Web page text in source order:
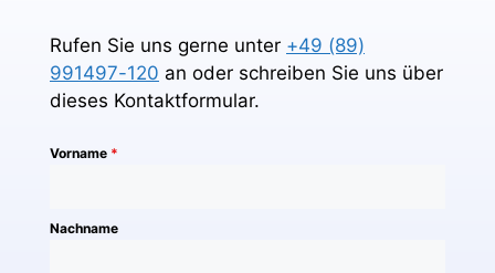
Rufen Sie uns gerne unter +49 (89)
991497-120 an oder schreiben Sie uns über
dieses Kontaktformular.
Vorname *
Nachname